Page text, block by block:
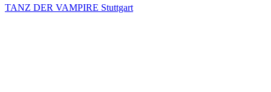
TANZ DER VAMPIRE Stuttgart